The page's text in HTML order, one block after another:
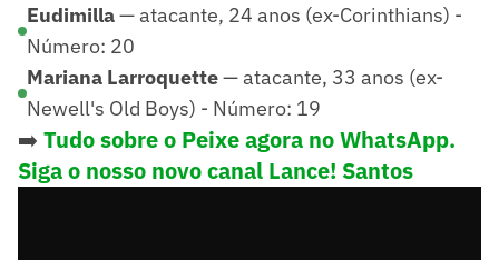
Eudimilla— atacante, 24 anos (ex-Corinthians) -
Número: 20
Mariana Larroquette— atacante, 33 anos (ex-
Newell's Old Boys) - Número: 19
➡️ Tudo sobre o Peixe agora no WhatsApp.
Siga o nosso novo canal Lance! Santos